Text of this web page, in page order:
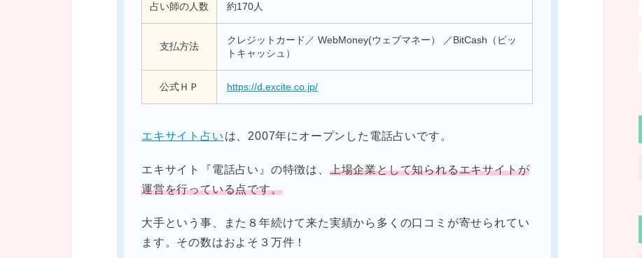
占い師の人数 約170人
支払方法
クレジットカード／ WebMoney(ウェブマネー） ／BitCash（ビッ
トキャッシュ）
公式ＨＰ https://d.excite.co.jp/
エキサイト占い は、2007年にオープンした電話占いです。
エキサイト『電話占い』の特徴は、 上場企業として知られるエキサイトが
運営を行っている点です。
大手という事、また８年続けて来た実績から多くの口コミが寄せられてい
ます。その数はおよそ３万件！